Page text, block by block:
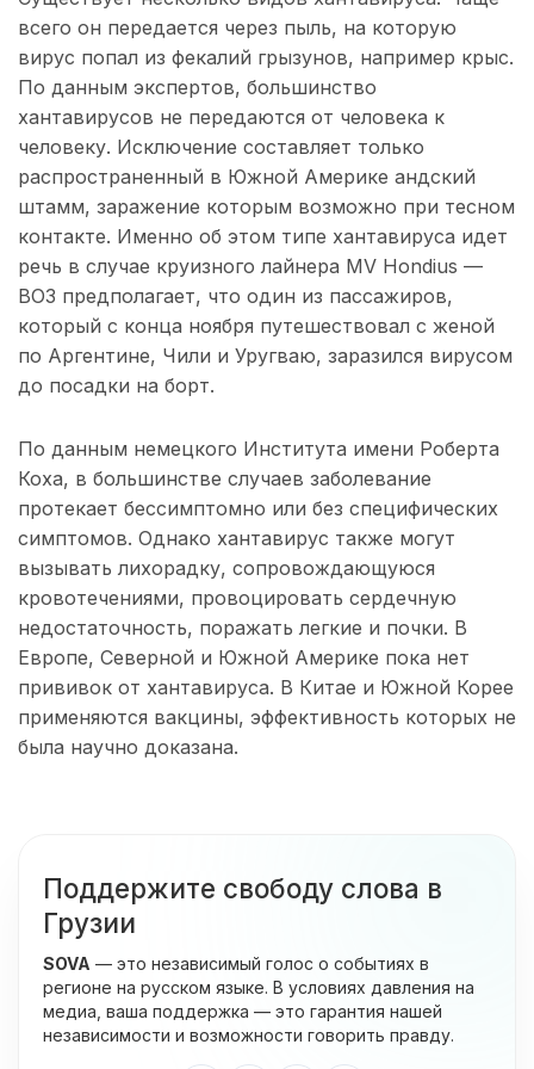
всего он передается через пыль, на которую
вирус попал из фекалий грызунов, например крыс.
По данным экспертов, большинство
хантавирусов не передаются от человека к
человеку. Исключение составляет только
распространенный в Южной Америке андский
штамм, заражение которым возможно при тесном
контакте. Именно об этом типе хантавируса идет
речь в случае круизного лайнера MV Hondius —
ВОЗ предполагает, что один из пассажиров,
который с конца ноября путешествовал с женой
по Аргентине, Чили и Уругваю, заразился вирусом
до посадки на борт.
По данным немецкого Института имени Роберта
Коха, в большинстве случаев заболевание
протекает бессимптомно или без специфических
симптомов. Однако хантавирус также могут
вызывать лихорадку, сопровождающуюся
кровотечениями, провоцировать сердечную
недостаточность, поражать легкие и почки. В
Европе, Северной и Южной Америке пока нет
прививок от хантавируса. В Китае и Южной Корее
применяются вакцины, эффективность которых не
была научно доказана.
Поддержите свободу слова в
Грузии
SOVA — это независимый голос о событиях в
регионе на русском языке. В условиях давления на
медиа, ваша поддержка — это гарантия нашей
независимости и возможности говорить правду.